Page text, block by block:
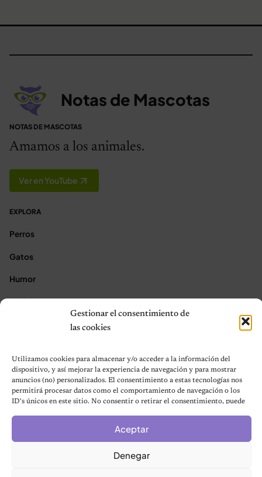
Gestionar el consentimiento de
las cookies
Utilizamos cookies para almacenar y/o acceder a la información del
dispositivo, y así mejorar la experiencia de navegación y para mostrar
anuncios (no) personalizados. El consentimiento a estas tecnologías nos
permitirá procesar datos como el comportamiento de navegación o los
ID's únicos en este sitio. No consentir o retirar el consentimiento, puede
Aceptar
Denegar
Notas de Mascotas
NOTAS DE MASCOTAS
Amamos a los animales.
Ver en YouTube
EXPLORA
Perros
Gatos
Humor
Noticias
★ Asóciate con Nosotros ★
Acerca de Nosotros
Política de cookies (UE)